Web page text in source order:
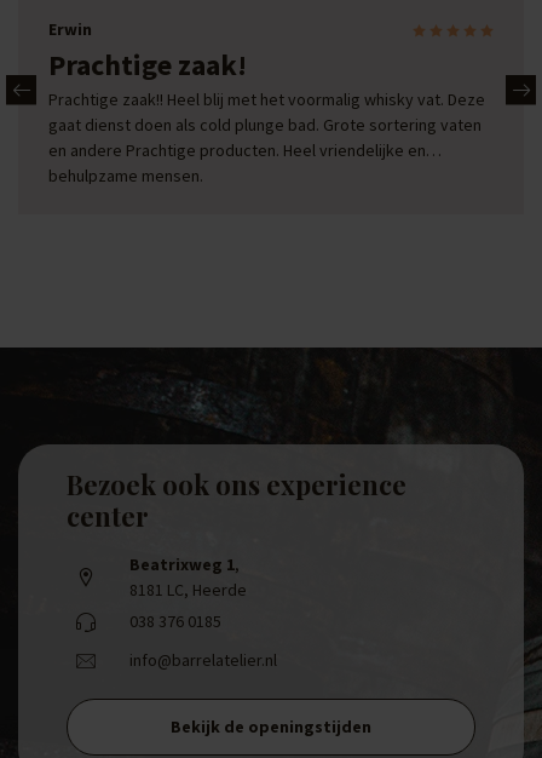
Erwin
Prachtige zaak!
Prachtige zaak!! Heel blij met het voormalig whisky vat. Deze
gaat dienst doen als cold plunge bad. Grote sortering vaten
en andere Prachtige producten. Heel vriendelijke en
behulpzame mensen.
Bezoek ook ons experience
center
Beatrixweg 1,
8181 LC, Heerde
038 376 0185
info@barrelatelier.nl
Bekijk de openingstijden